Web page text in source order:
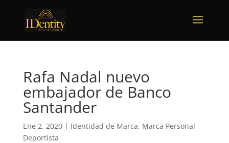
Rafa Nadal nuevo
embajador de Banco
Santander
Ene 2, 2020| Identidad de Marca, Marca Personal
Deportista